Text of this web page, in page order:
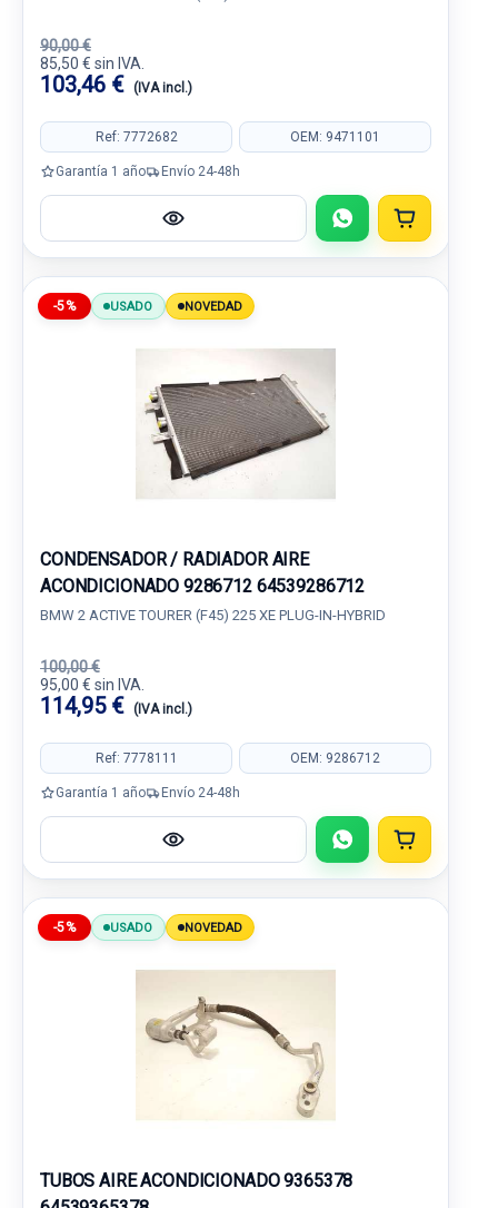
90,00 €
85,50 € sin IVA.
103,46 € (IVA incl.)
Ref: 7772682 OEM: 9471101
Garantía 1 año Envío 24-48h
-5% USADO NOVEDAD
CONDENSADOR / RADIADOR AIRE
ACONDICIONADO 9286712 64539286712
BMW 2 ACTIVE TOURER (F45) 225 XE PLUG-IN-HYBRID
100,00 €
95,00 € sin IVA.
114,95 € (IVA incl.)
Ref: 7778111 OEM: 9286712
Garantía 1 año Envío 24-48h
-5% USADO NOVEDAD
TUBOS AIRE ACONDICIONADO 9365378